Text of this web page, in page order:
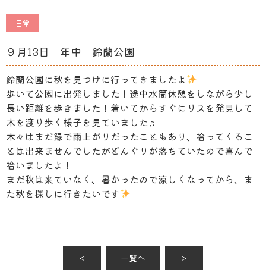
日常
９月13日 年中 鈴蘭公園
鈴蘭公園に秋を見つけに行ってきましたよ
歩いて公園に出発しました！途中水筒休憩をしながら少し
長い距離を歩きました！着いてからすぐにリスを発見して
木を渡り歩く様子を見ていました♬
木々はまだ緑で雨上がりだったこともあり、拾ってくるこ
とは出来ませんでしたがどんぐりが落ちていたので喜んで
拾いましたよ！
まだ秋は来ていなく、暑かったので涼しくなってから、ま
た秋を探しに行きたいです
＜ 一覧へ ＞